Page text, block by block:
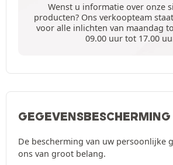
Wenst u informatie over onze
producten? Ons verkoopteam
voor alle inlichten van maandag
09.00 uur tot 17.00
GEGEVENSBESCHERMING
De bescherming van uw persoonlijke
ons van groot belang.